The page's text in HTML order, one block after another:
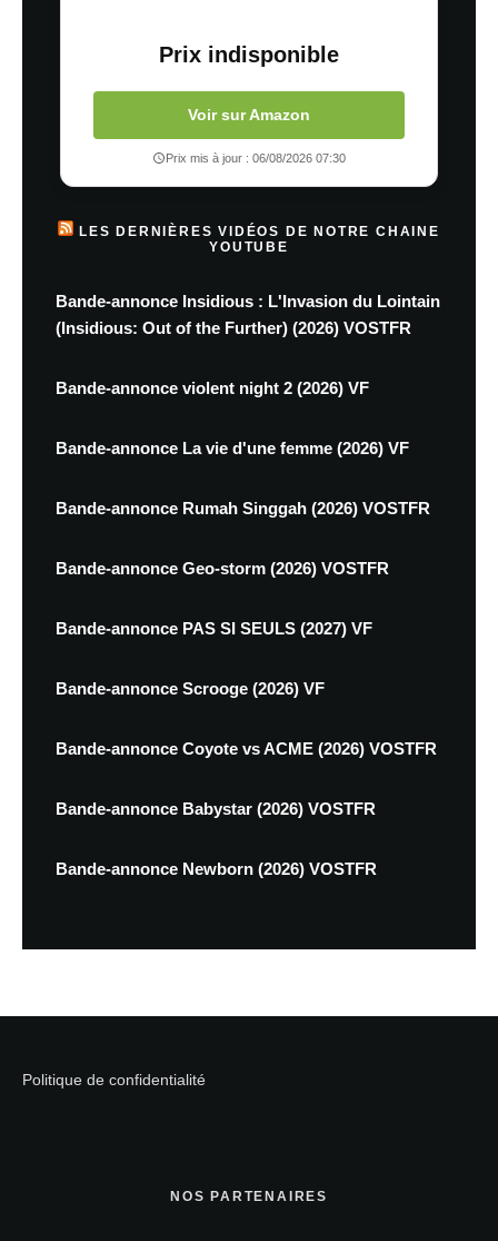
Prix indisponible
Voir sur Amazon
Prix mis à jour : 06/08/2026 07:30
LES DERNIÈRES VIDÉOS DE NOTRE CHAINE
YOUTUBE
Bande-annonce Insidious : L'Invasion du Lointain
(Insidious: Out of the Further) (2026) VOSTFR
Bande-annonce violent night 2 (2026) VF
Bande-annonce La vie d'une femme (2026) VF
Bande-annonce Rumah Singgah (2026) VOSTFR
Bande-annonce Geo-storm (2026) VOSTFR
Bande-annonce PAS SI SEULS (2027) VF
Bande-annonce Scrooge (2026) VF
Bande-annonce Coyote vs ACME (2026) VOSTFR
Bande-annonce Babystar (2026) VOSTFR
Bande-annonce Newborn (2026) VOSTFR
Politique de confidentialité
NOS PARTENAIRES